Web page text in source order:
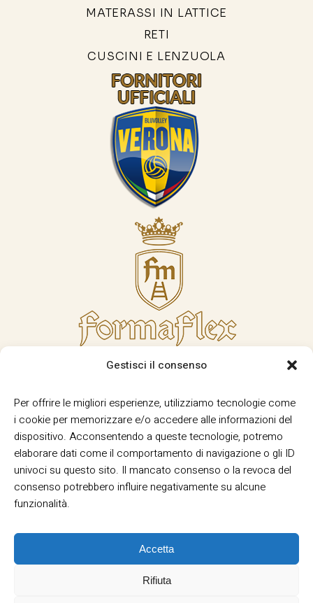
Gestisci il consenso
Per offrire le migliori esperienze, utilizziamo tecnologie come
i cookie per memorizzare e/o accedere alle informazioni del
dispositivo. Acconsentendo a queste tecnologie, potremo
elaborare dati come il comportamento di navigazione o gli ID
univoci su questo sito. Il mancato consenso o la revoca del
consenso potrebbero influire negativamente su alcune
funzionalità.
Accetta
Rifiuta
MATERASSI IN LATTICE
RETI
CUSCINI E LENZUOLA
Privacy